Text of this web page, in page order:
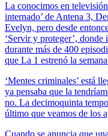
La conocimos en
internado’ de Antena 3,
Evelyn, pero desde
‘Servir y proteger’,
durante más de 400
que La 1 estrenó la
‘Mentes criminales’ está
ya pensaba que la
no. La decimoquinta
último que veamos de los